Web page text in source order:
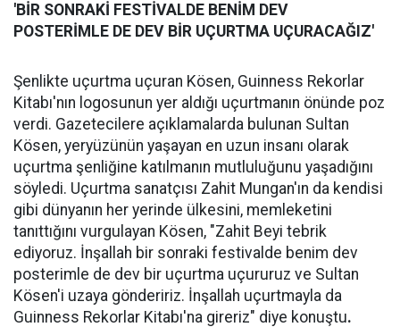
'BİR SONRAKİ FESTİVALDE BENİM DEV
POSTERİMLE DE DEV BİR UÇURTMA UÇURACAĞIZ'
Şenlikte uçurtma uçuran Kösen, Guinness Rekorlar
Kitabı'nın logosunun yer aldığı uçurtmanın önünde poz
verdi. Gazetecilere açıklamalarda bulunan Sultan
Kösen, yeryüzünün yaşayan en uzun insanı olarak
uçurtma şenliğine katılmanın mutluluğunu yaşadığını
söyledi. Uçurtma sanatçısı Zahit Mungan'ın da kendisi
gibi dünyanın her yerinde ülkesini, memleketini
tanıttığını vurgulayan Kösen, "Zahit Beyi tebrik
ediyoruz. İnşallah bir sonraki festivalde benim dev
posterimle de dev bir uçurtma uçururuz ve Sultan
Kösen'i uzaya göndeririz. İnşallah uçurtmayla da
Guinness Rekorlar Kitabı'na gireriz" diye konuştu.